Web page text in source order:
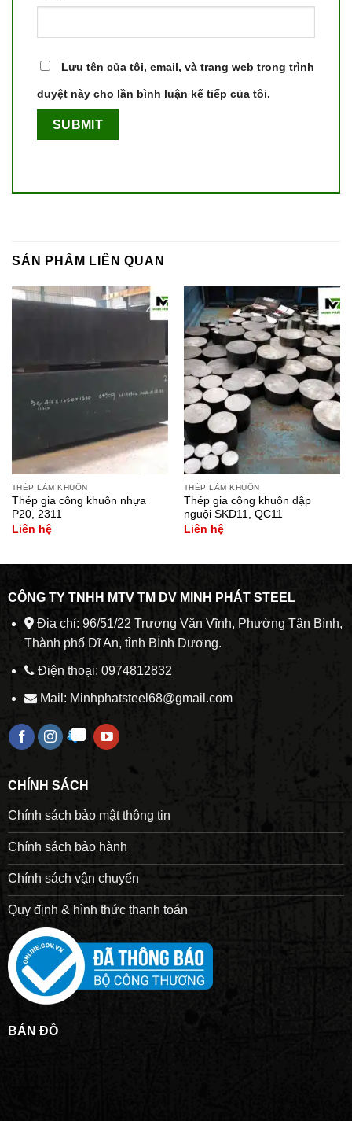
Lưu tên của tôi, email, và trang web trong trình
duyệt này cho lần bình luận kế tiếp của tôi.
SẢN PHẨM LIÊN QUAN
THÉP LÀM KHUÔN
Thép gia công khuôn nhựa
P20, 2311
Liên hệ
THÉP LÀM KHUÔN
Thép gia công khuôn dập
nguội SKD11, QC11
Liên hệ
CÔNG TY TNHH MTV TM DV MINH PHÁT STEEL
Địa chỉ: 96/51/22 Trương Văn Vĩnh, Phường Tân Bình,
Thành phố Dĩ An, tỉnh BÌnh Dương.
Điện thoại: 0974812832
Mail: Minhphatsteel68@gmail.com
CHÍNH SÁCH
Chính sách bảo mật thông tin
Chính sách bảo hành
Chính sách vận chuyển
Quy định & hình thức thanh toán
BẢN ĐỒ